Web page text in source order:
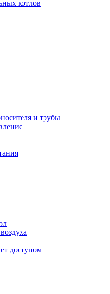
котлов
и трубы
доступом